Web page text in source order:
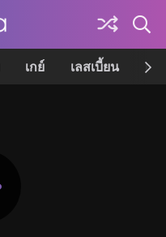
เกย์ เลสเบี้ยน เค